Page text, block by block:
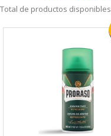
Total de productos disponibles